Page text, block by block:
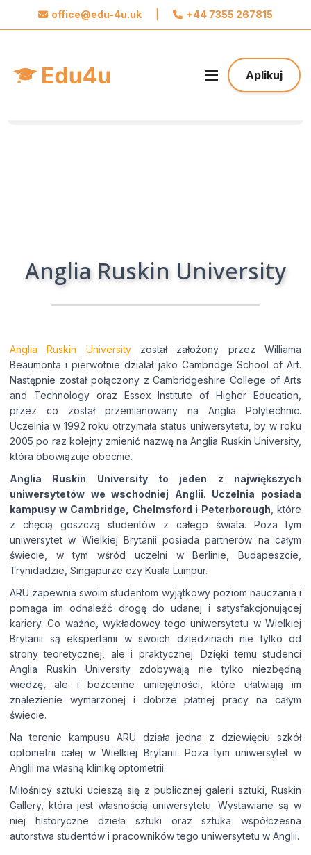
x
Obiecujemy, że nie będziemy wysyłać spamu.
Podaj nam swoje dane do kontaktu żebyśmy
mogli się z Tobą skontaktować odnośnie Twojej
Wyrażam zgodę na przetwarzanie moich
danych osobowych przez Edu4u Ltd w celach
informacyjnych i marketingowych.
Przesyłając ten formularz, potwierdzasz, że
masz ukończone 16 lat oraz wyrażasz zgodę na
przetwarzanie Twoich danych osobowych w
celach kontaktowych, zgodnie z naszą Polityką
Prywatności.
Expert Advice. Successful Outcomes.
office@edu-4u.uk +44 7355 267815
Aplikuj
Anglia Ruskin University
Anglia Ruskin Universityzostał założony przez Williama
Beaumonta i pierwotnie działał jako Cambridge School of Art.
Następnie został połączony z Cambridgeshire College of Arts
and Technology oraz Essex Institute of Higher Education,
przez co został przemianowany na Anglia Polytechnic.
Uczelnia w 1992 roku otrzymała status uniwersytetu, by w roku
2005 po raz kolejny zmienić nazwę na Anglia Ruskin University,
która obowiązuje obecnie.
Anglia Ruskin University to jeden z największych
uniwersytetów we wschodniej Anglii. Uczelnia posiada
kampusy w Cambridge, Chelmsford i Peterborough , które
z chęcią goszczą studentów z całego świata. Poza tym
uniwersytet w Wielkiej Brytanii posiada partnerów na całym
świecie, w tym wśród uczelni w Berlinie, Budapeszcie,
Trynidadzie, Singapurze czy Kuala Lumpur.
ARU zapewnia swoim studentom wyjątkowy poziom nauczania i
pomaga im odnaleźć drogę do udanej i satysfakcjonującej
kariery. Co ważne, wykładowcy tego uniwersytetu w Wielkiej
Brytanii są ekspertami w swoich dziedzinach nie tylko od
strony teoretycznej, ale i praktycznej. Dzięki temu studenci
Anglia Ruskin University zdobywają nie tylko niezbędną
wiedzę, ale i bezcenne umiejętności, które ułatwiają im
znalezienie wymarzonej i dobrze płatnej pracy na całym
świecie.
Na terenie kampusu ARU działa jedna z dziewięciu szkół
optometrii całej w Wielkiej Brytanii. Poza tym uniwersytet w
Anglii ma własną klinikę optometrii.
Miłośnicy sztuki ucieszą się z publicznej galerii sztuki, Ruskin
Gallery, która jest własnością uniwersytetu. Wystawiane są w
niej historyczne dzieła sztuki oraz sztuka współczesna
autorstwa studentów i pracowników tego uniwersytetu w Anglii.